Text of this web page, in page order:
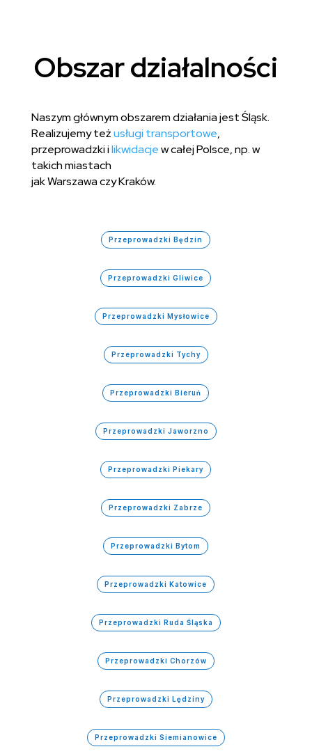
Obszar działalności
Naszym głównym obszarem działania jest Śląsk.
Realizujemy teżusługi transportowe,
przeprowadzki ilikwidacjew całej Polsce, np. w
takich miastach
jak Warszawa czy Kraków.
Przeprowadzki Będzin
Przeprowadzki Gliwice
Przeprowadzki Mysłowice
Przeprowadzki Tychy
Przeprowadzki Bieruń
Przeprowadzki Jaworzno
Przeprowadzki Piekary
Przeprowadzki Zabrze
Przeprowadzki Bytom
Przeprowadzki Katowice
Przeprowadzki Ruda Śląska
Przeprowadzki Chorzów
Przeprowadzki Lędziny
Przeprowadzki Siemianowice